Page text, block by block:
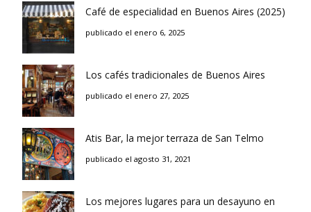
Café de especialidad en Buenos Aires (2025)
publicado el enero 6, 2025
Los cafés tradicionales de Buenos Aires
publicado el enero 27, 2025
Atis Bar, la mejor terraza de San Telmo
publicado el agosto 31, 2021
Los mejores lugares para un desayuno en